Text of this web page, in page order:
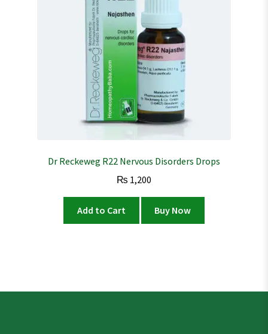
Dr Reckeweg R22 Nervous Disorders Drops
₨ 1,200
Add to Cart Buy Now